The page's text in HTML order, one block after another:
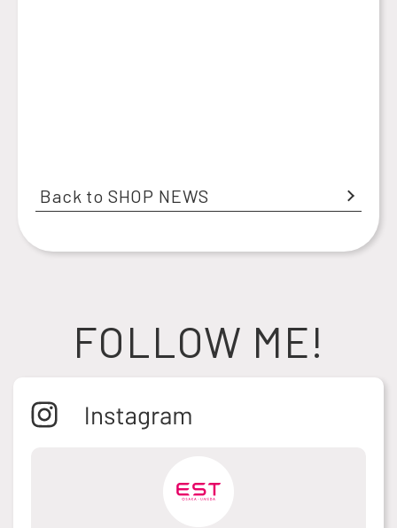
Back to SHOP NEWS
FOLLOW ME!